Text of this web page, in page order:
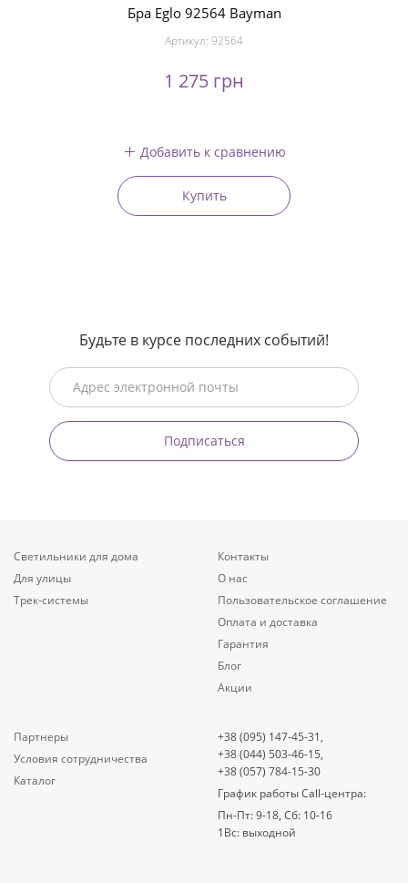
Бра Eglo 92564 Bayman
Артикул: 92564
1 275 грн
Добавить к сравнению
Купить
Будьте в курсе последних событий!
Подписаться
Светильники для дома
Для улицы
Трек-системы
Контакты
О нас
Пользовательское соглашение
Оплата и доставка
Гарантия
Блог
Акции
Партнеры
Условия сотрудничества
Каталог
+38 (095) 147-45-31,
+38 (044) 503-46-15,
+38 (057) 784-15-30
График работы Call-центра:
Пн-Пт: 9-18, Сб: 10-16
1Вс: выходной